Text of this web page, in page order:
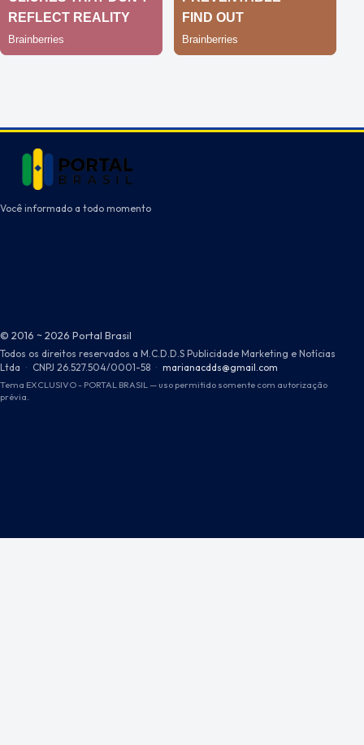
Você informado a todo momento
© 2016 ~ 2026 Portal Brasil
Todos os direitos reservados a M.C.D.D.S Publicidade Marketing e Notícias
Ltda · CNPJ 26.527.504/0001-58 · marianacdds@gmail.com
Tema EXCLUSIVO - PORTAL BRASIL — uso permitido somente com autorização
prévia.